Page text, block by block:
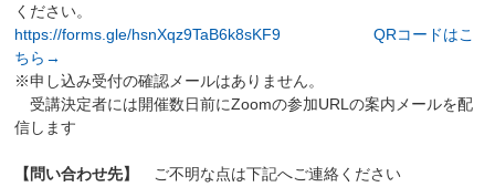
ください。
https://forms.gle/hsnXqz9TaB6k8sKF9
QRコードはこ
ちら→
※申し込み受付の確認メールはありません。
受講決定者には開催数日前にZoomの参加URLの案内メールを配
信します
【問い合わせ先】
ご不明な点は下記へご連絡ください